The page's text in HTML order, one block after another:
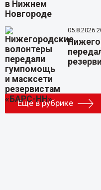
05.8.2026
Еще в рубрике